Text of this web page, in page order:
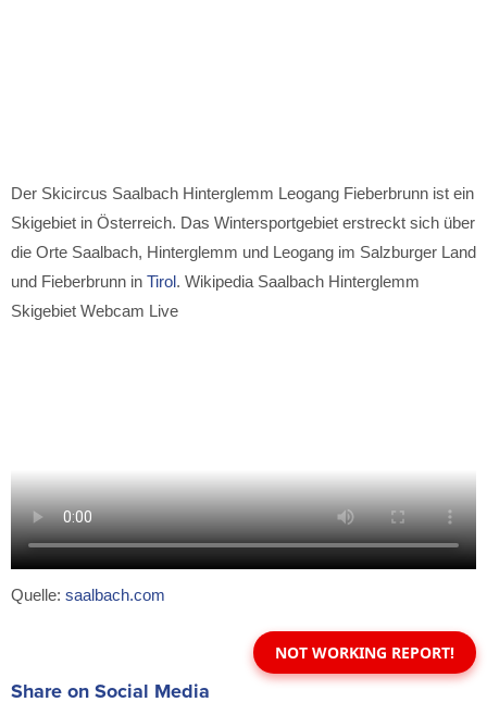
Der Skicircus Saalbach Hinterglemm Leogang Fieberbrunn ist ein
Skigebiet in Österreich. Das Wintersportgebiet erstreckt sich über
die Orte Saalbach, Hinterglemm und Leogang im Salzburger Land
und Fieberbrunn in Tirol. Wikipedia Saalbach Hinterglemm
Skigebiet Webcam Live
Quelle: saalbach.com
NOT WORKING REPORT!
Share on Social Media